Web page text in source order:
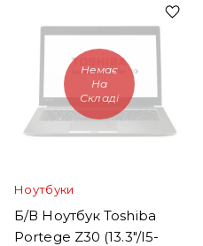
Немає
На
Складі
Ноутбуки
Б/В Ноутбук Toshiba
Portege Z30 (13.3"/i5-